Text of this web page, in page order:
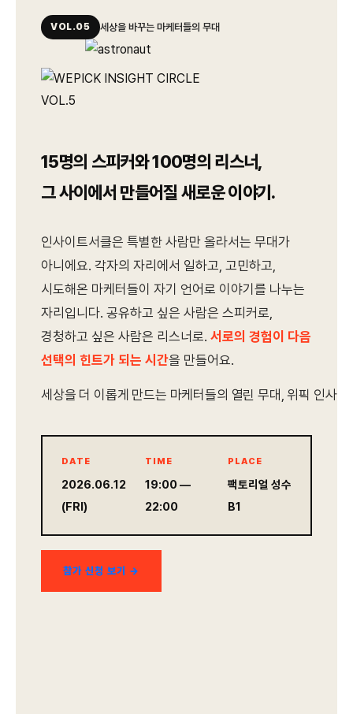
VOL.05 세상을 바꾸는 마케터들의 무대
15명의 스피커와 100명의 리스너,
그 사이에서 만들어질 새로운 이야기.
인사이트서클은 특별한 사람만 올라서는 무대가
아니에요. 각자의 자리에서 일하고, 고민하고,
시도해온 마케터들이 자기 언어로 이야기를 나누는
자리입니다. 공유하고 싶은 사람은 스피커로,
경청하고 싶은 사람은 리스너로. 서로의 경험이 다음
선택의 힌트가 되는 시간을 만들어요.
세상을 더 이롭게 만드는 마케터들의 열린 무대, 위픽 인사
DATE
2026.06.12
(FRI)
TIME
19:00 —
22:00
PLACE
팩토리얼 성수
B1
참가 신청 보기 →